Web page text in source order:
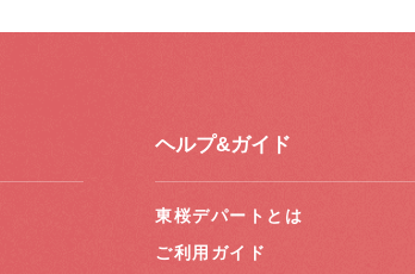
ヘルプ&ガイド
東桜デパートとは
ご利用ガイド